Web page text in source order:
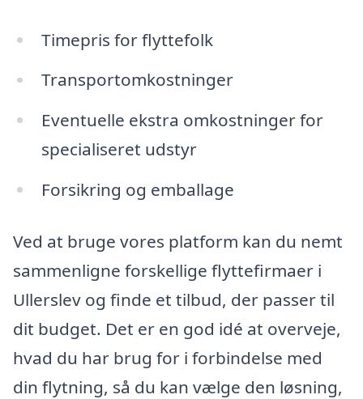
Timepris for flyttefolk
Transportomkostninger
Eventuelle ekstra omkostninger for
specialiseret udstyr
Forsikring og emballage
Ved at bruge vores platform kan du nemt
sammenligne forskellige flyttefirmaer i
Ullerslev og finde et tilbud, der passer til
dit budget. Det er en god idé at overveje,
hvad du har brug for i forbindelse med
din flytning, så du kan vælge den løsning,